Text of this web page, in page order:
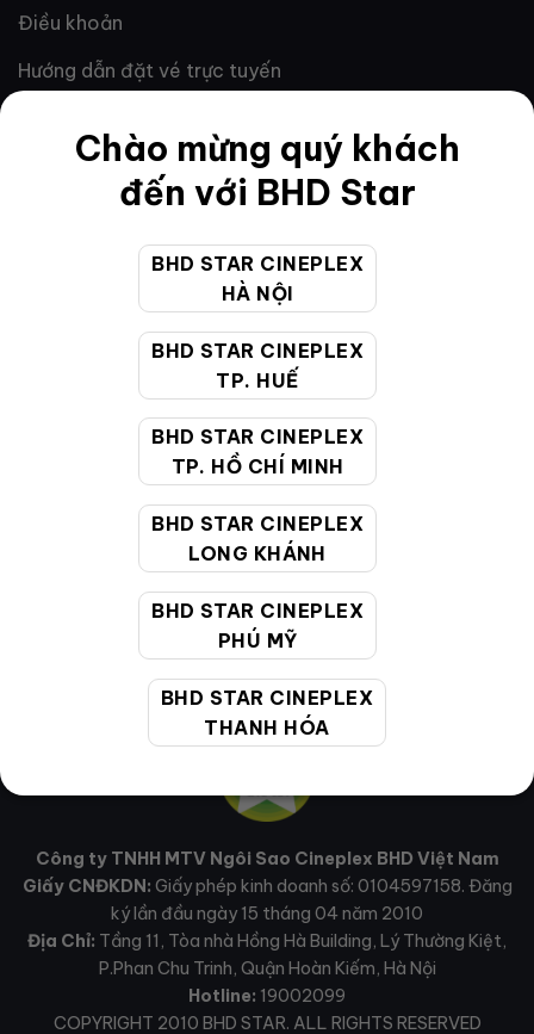
Chào mừng quý khách
đến với BHD Star
BHD STAR CINEPLEX
HÀ NỘI
BHD STAR CINEPLEX
TP. HUẾ
BHD STAR CINEPLEX
TP. HỒ CHÍ MINH
BHD STAR CINEPLEX
LONG KHÁNH
BHD STAR CINEPLEX
PHÚ MỸ
BHD STAR CINEPLEX
THANH HÓA
Điều khoản
Hướng dẫn đặt vé trực tuyến
Chính sách bảo vệ thông tin cá nhân của người tiêu
CHĂM SÓC KHÁCH HÀNG
19002099
Giờ làm việc: 9:00 - 22:00 (Tất cả các ngày bao
gồm cả Lễ, Tết)
cskh@bhdstar.vn
MẠNG XÃ HỘI
Công ty TNHH MTV Ngôi Sao Cineplex BHD Việt Nam
Giấy CNĐKDN: Giấy phép kinh doanh số: 0104597158. Đăng
ký lần đầu ngày 15 tháng 04 năm 2010
Địa Chỉ: Tầng 11, Tòa nhà Hồng Hà Building, Lý Thường Kiệt,
P.Phan Chu Trinh, Quận Hoàn Kiếm, Hà Nội
Hotline: 19002099
COPYRIGHT 2010 BHD STAR. ALL RIGHTS RESERVED